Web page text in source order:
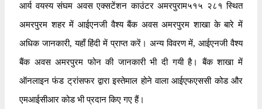
आर्य वयस्य संघम अवस एक्सटेंशन काउंटर अमरपुराम५१५ २८१ स्थित
अमरपुरम शहर में आईएनजी वैश्य बैंक अवस अमरपुरम शाखा के बारे में
अधिक जानकारी, यहाँ हिंदी में प्राप्त करें। अन्य विवरण में, आईएनजी वैश्य
बैंक अवस अमरपुरम फोन की जानकारी भी दी गयी है। बैंक शाखा में
ऑनलाइन फंड ट्रांसफर द्वारा इस्तेमाल होने वाला आईएफएससी कोड और
एमआईसीआर कोड भी प्रदान किए गए हैं।